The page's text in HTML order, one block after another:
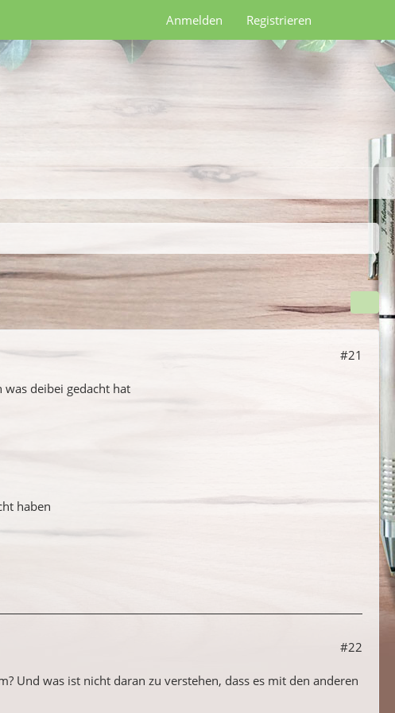
Anmelden Registrieren
#21
deibei gedacht hat
haben
#22
Und was ist nicht daran zu verstehen, dass es mit den anderen